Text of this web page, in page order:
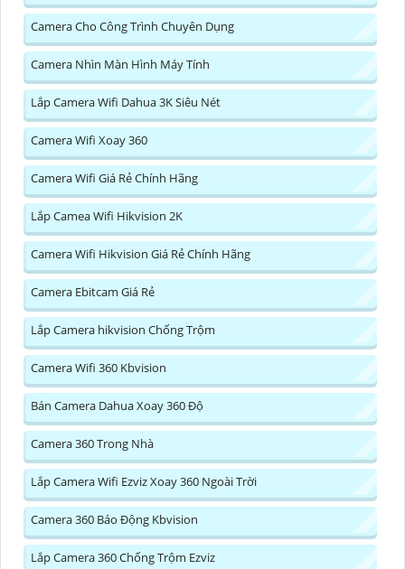
Camera Cho Công Trình Chuyên Dụng
Camera Nhìn Màn Hình Máy Tính
Lắp Camera Wifi Dahua 3K Siêu Nét
Camera Wifi Xoay 360
Camera Wifi Giá Rẻ Chính Hãng
Lắp Camea Wifi Hikvision 2K
Camera Wifi Hikvision Giá Rẻ Chính Hãng
Camera Ebitcam Giá Rẻ
Lắp Camera hikvision Chống Trộm
Camera Wifi 360 Kbvision
Bán Camera Dahua Xoay 360 Độ
Camera 360 Trong Nhà
Lắp Camera Wifi Ezviz Xoay 360 Ngoài Trời
Camera 360 Báo Động Kbvision
Lắp Camera 360 Chống Trộm Ezviz